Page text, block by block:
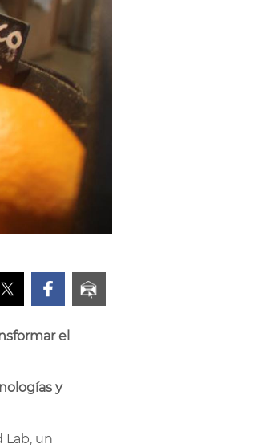
el
y
Lab, un